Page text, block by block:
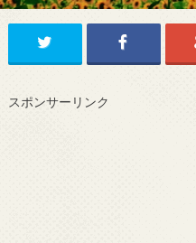
スポンサーリンク